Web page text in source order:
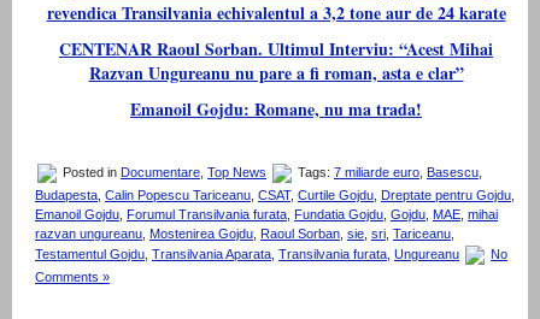
revendica Transilvania echivalentul a 3,2 tone aur de 24 karate
CENTENAR Raoul Sorban. Ultimul Interviu: “Acest Mihai
Razvan Ungureanu nu pare a fi roman, asta e clar”
Emanoil Gojdu: Romane, nu ma trada!
Posted in Documentare Top News Tags: 7 miliarde euro Basescu
Budapesta Calin Popescu Tariceanu CSAT, Curtile Gojdu Dreptate pentru Gojdu
Emanoil Gojdu
Forumul Transilvania furata Fundatia Gojdu Gojdu MAE mihai
razvan ungureanu Mostenirea Gojdu Raoul Sorban sie sri Tariceanu
Testamentul Gojdu Transilvania Aparata Transilvania furata Ungureanu
No
Comments »